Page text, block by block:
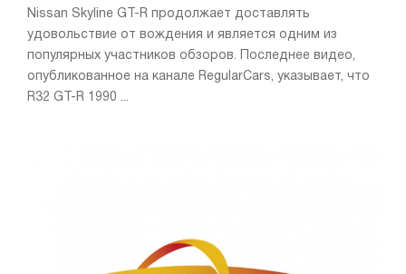
Nissan Skyline GT-R продолжает доставлять
удовольствие от вождения и является одним из
популярных участников обзоров. Последнее видео,
опубликованное на канале RegularCars, указывает, что
R32 GT-R 1990 ...